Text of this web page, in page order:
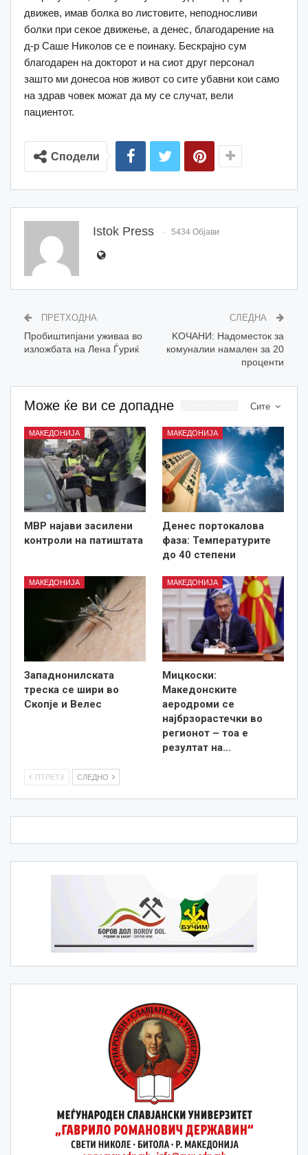
движев, имав болка во листовите, неподносливи
болки при секое движење, а денес, благодарение на
д-р Саше Николов се е поинаку. Бескрајно сум
благодарен на докторот и на сиот друг персонал
зашто ми донесоа нов живот со сите убавни кои само
на здрав човек можат да му се случат, вели
пациентот.
Сподели
Istok Press 5434 Објави
ПРЕТХОДНА
Пробиштипјани уживаа во
изложбата на Лена Ѓуриќ
СЛЕДНА
KОЧАНИ: Надоместок за
комуналии намален за 20
проценти
Сите
Може ќе ви се допадне
МАКЕДОНИЈА
МВР најави засилени
контроли на патиштата
МАКЕДОНИЈА
Денес портокалова
фаза: Температурите
до 40 степени
МАКЕДОНИЈА
Западнонилската
треска се шири во
Скопје и Велес
МАКЕДОНИЈА
Мицкоски:
Македонските
аеродроми се
најбрзорастечки во
регионот – тоа е
резултат на…
ПТРЕТХ СЛЕДНО